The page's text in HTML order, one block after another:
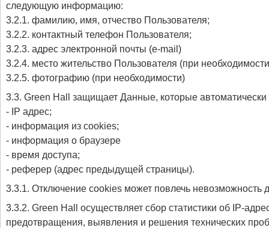
следующую информацию:
3.2.1. фамилию, имя, отчество Пользователя;
3.2.2. контактный телефон Пользователя;
3.2.3. адрес электронной почты (e-mail)
3.2.4. место жительство Пользователя (при
3.2.5. фотографию (при необходимости)
3.3. Green Hall защищает Данные, которые
- IP адрес;
- информация из cookies;
- информация о браузере
- время доступа;
- реферер (адрес предыдущей страницы).
3.3.1. Отключение cookies может повлечь невозможность
3.3.2. Green Hall осуществляет сбор статистики об IP-
предотвращения, выявления и решения технических